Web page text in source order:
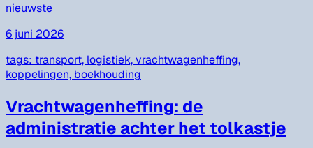
nieuwste
6 juni 2026
tags: transport, logistiek, vrachtwagenheffing,
koppelingen, boekhouding
Vrachtwagenheffing: de
administratie achter het tolkastje